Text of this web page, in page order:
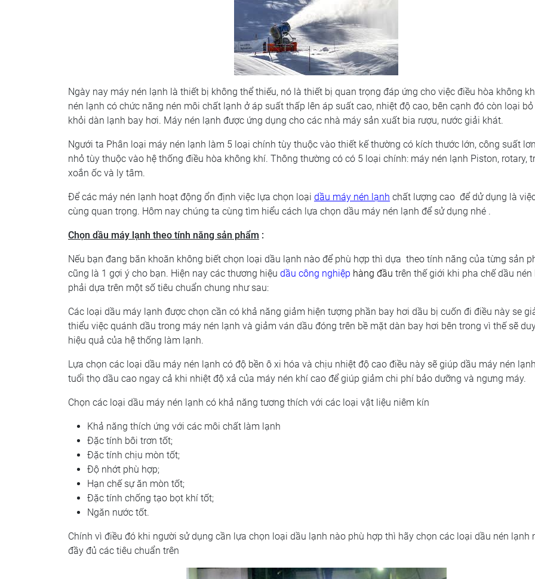
Ngày nay máy nén lạnh là thiết bị không thể thiếu, nó là thiết bị quan trọng đáp ứng cho việc điều hòa không
nén lạnh có chức năng nén môi chất lạnh ở áp suất thấp lên áp suất cao, nhiệt độ cao, bên cạnh đó còn loại bỏ
khỏi dàn lạnh bay hơi. Máy nén lạnh được ứng dụng cho các nhà máy sản xuất bia rượu, nước giải khát.
Ngưới ta Phân loại máy nén lạnh làm 5 loại chính tùy thuộc vào thiết kế thường có kích thước lớn, công suất
nhỏ tùy thuộc vào hệ thống điều hòa không khí. Thông thường có có 5 loại chính: máy nén lạnh Piston, rotary,
xoắn ốc và ly tâm.
Để các máy nén lạnh hoạt động ổn định việc lựa chọn loại dầu máy nén lạnh chất lượng cao để dử dụng là
cùng quan trọng. Hôm nay chúng ta cùng tìm hiểu cách lựa chọn dầu máy nén lạnh để sử dụng nhé .
Chọn dầu máy lạnh theo tính năng sản phẩm :
Nếu bạn đang băn khoăn không biết chọn loại dầu lạnh nào để phù hợp thì dựa theo tính năng của từng sản
cũng là 1 gợi ý cho bạn. Hiện nay các thương hiệu dầu công nghiệp hàng đầu trên thế giới khi pha chế dầu nén
phải dựa trên một số tiêu chuẩn chung như sau:
Các loại dầu máy lạnh được chọn cần có khả năng giảm hiện tượng phần bay hơi dầu bị cuốn đi điều này se
thiểu việc quánh dầu trong máy nén lạnh và giảm ván dầu đóng trên bề mặt dàn bay hơi bên trong vì thế sẽ
hiệu quả của hệ thống làm lạnh.
Lựa chọn các loại dầu máy nén lạnh có độ bền ô xi hóa và chịu nhiệt độ cao điều này sẽ giúp dầu máy nén
tuổi thọ dầu cao ngay cả khi nhiệt độ xả của máy nén khí cao để giúp giảm chi phí bảo dưỡng và ngưng máy.
Chọn các loại dầu máy nén lạnh có khả năng tương thích với các loại vật liệu niêm kín
Khả năng thích ứng với các môi chất làm lạnh
Đặc tính bôi trơn tốt;
Đặc tính chịu mòn tốt;
Độ nhớt phù hợp;
Hạn chế sự ăn mòn tốt;
Đặc tính chống tạo bọt khí tốt;
Ngăn nước tốt.
Chính vì điều đó khi người sử dụng cần lựa chọn loại dầu lạnh nào phù hợp thì hãy chọn các loại dầu nén lạnh
đầy đủ các tiêu chuẩn trên